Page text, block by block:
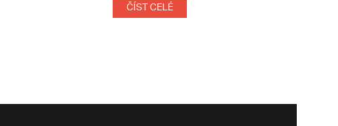
ČÍST CELÉ